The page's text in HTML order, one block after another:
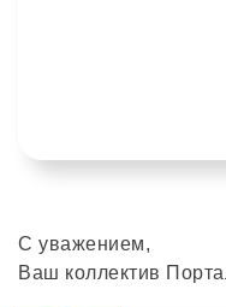
С уважением,
Ваш коллектив